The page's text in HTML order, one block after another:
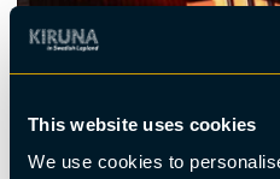
This website uses cookies
We use cookies to